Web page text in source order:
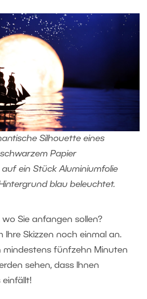
Silhouette eines
Papier
ein Stück Aluminiumfolie
blau beleuchtet.
wo Sie anfangen sollen?
Ihre Skizzen noch einmal an.
mindestens fünfzehn Minuten
sehen, dass Ihnen
einfällt!